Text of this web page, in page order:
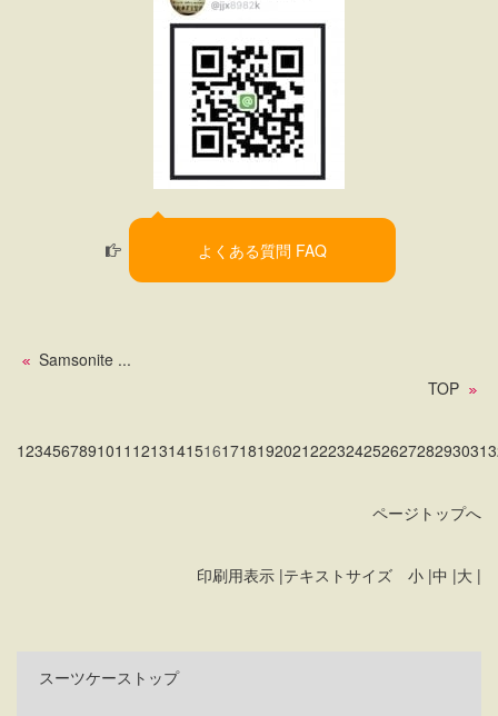
よくある質問 FAQ
Samsonite ...
TOP
1234567891011 1213141516171819202122232425262728293031
ページトップへ
印刷用表示 |テキストサイズ 小 |中 |大 |
スーツケーストップ